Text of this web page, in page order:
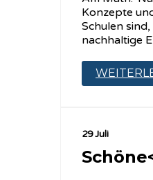
Konzepte
Schulen
nachhaltige
29 Juli